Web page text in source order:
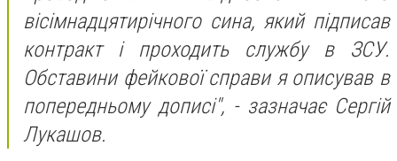
вісімнадцятирічного сина, який підписав
контракт і проходить службу в ЗСУ.
Обставини фейкової справи я описував в
попередньому дописі", - зазначає Сергій
Лукашов.